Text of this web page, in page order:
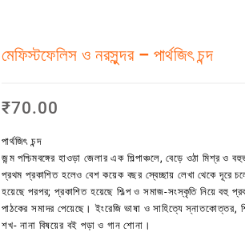
মেফিস্টফেলিস ও নরসুন্দর – পার্থজিৎ চন্দ
₹70.00
পার্থজিৎ চন্দ
জন্ম পশ্চিমবঙ্গের হাওড়া জেলার এক শিল্পাঞ্চলে, বেড়ে ওঠা মিশ্র ও
প্রথম প্রকাশিত হলেও বেশ কয়েক বছর স্বেচ্ছায় লেখা থেকে দূরে
হয়েছে পরপর; প্রকাশিত হয়েছে শিল্প ও সমাজ-সংস্কৃতি নিয়ে বহু
পাঠকের সমাদর পেয়েছে। ইংরেজি ভাষা ও সাহিত্যে স্নাতকোত্তর,
শখ- নানা বিষয়ের বই পড়া ও গান শোনা।